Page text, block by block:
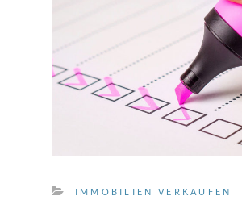
IMMOBILIEN VERKAUFEN